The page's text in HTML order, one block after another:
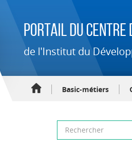
Portail du Centre
de l'Institut du
Basic-métiers